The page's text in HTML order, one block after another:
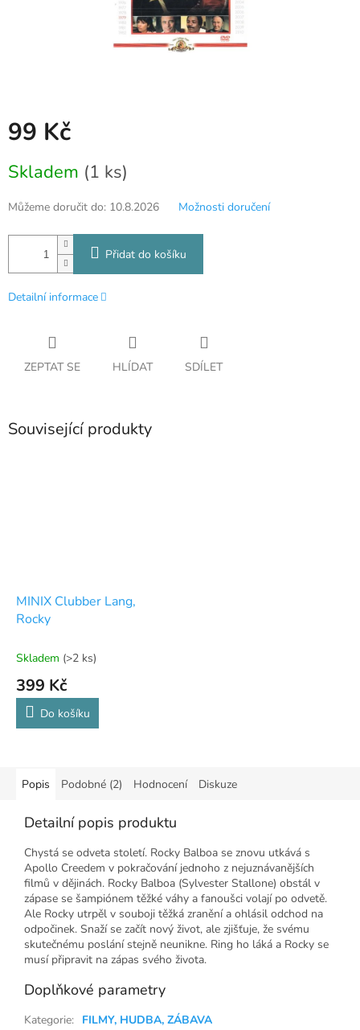
99 Kč
cena:
Skladem (1 ks)
Můžeme doručit do: 10.8.2026 Možnosti doručení
Přidat do košíku
Detailní informace
ZEPTAT SE HLÍDAT SDÍLET
Související produkty
MINIX Clubber Lang,
Rocky
Skladem (>2 ks)
399 Kč
Do košíku
Popis Podobné (2) Hodnocení Diskuze
Detailní popis produktu
Chystá se odveta století. Rocky Balboa se znovu utkává s
Apollo Creedem v pokračování jednoho z nejuznávanějších
filmů v dějinách. Rocky Balboa (Sylvester Stallone) obstál v
zápase se šampiónem těžké váhy a fanoušci volají po odvetě.
Ale Rocky utrpěl v souboji těžká zranění a ohlásil odchod na
odpočinek. Snaží se začít nový život, ale zjišťuje, že svému
skutečnému poslání stejně neunikne. Ring ho láká a Rocky se
musí připravit na zápas svého života.
Doplňkové parametry
Kategorie: FILMY, HUDBA, ZÁBAVA